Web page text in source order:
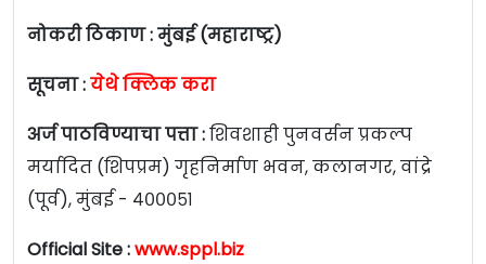
नोकरी ठिकाण :मुंबई (महाराष्ट्र)
सूचना :येथे क्लिक करा
अर्ज पाठविण्याचा पत्ता :शिवशाही पुनवर्सन प्रकल्प
मर्यादित (शिपप्रम) गृहनिर्माण भवन, कलानगर, वांद्रे
(पूर्व), मुंबई - ४०००५१
Official Site :www.sppl.biz